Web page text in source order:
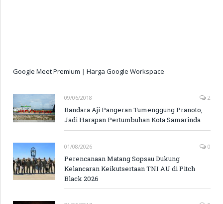
Google Meet Premium | Harga Google Workspace
09/06/2018 2
Bandara Aji Pangeran Tumenggung Pranoto,
Jadi Harapan Pertumbuhan Kota Samarinda
01/08/2026 0
Perencanaan Matang Sopsau Dukung
Kelancaran Keikutsertaan TNI AU di Pitch
Black 2026